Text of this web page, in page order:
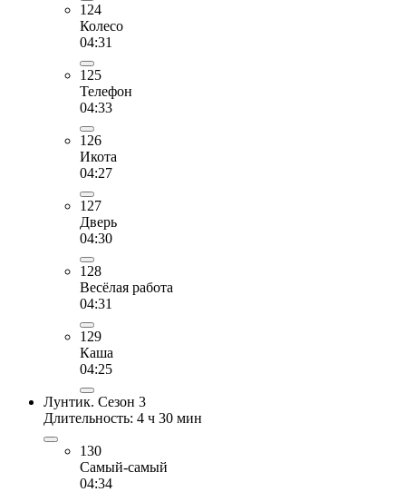
124
Колесо
04:31
125
Телефон
04:33
126
Икота
04:27
127
Дверь
04:30
128
Весёлая работа
04:31
129
Каша
04:25
Лунтик. Сезон 3
Длительность: 4 ч 30 мин
130
Самый-самый
04:34